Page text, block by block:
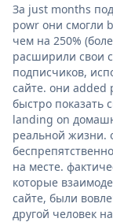
За just months
powr они смогли
чем на 250%
расширили свои
подписчиков,
сайте. они added
быстро показать
landing on
реальной жизни.
на месте.
которые
сайте, были
другой человек